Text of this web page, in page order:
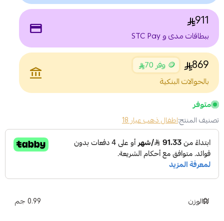
911
ببطاقات مدى و STC Pay payment
869 🪙 وفر 70
بالحوالات البنكية
account_balance
متوفر
تصنيف المنتج:اطفال ذهب عيار 18
الوزن 0.99 جم